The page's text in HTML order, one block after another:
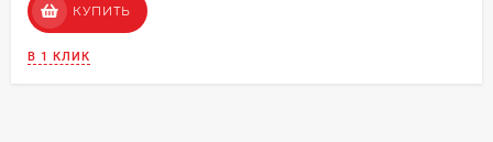
КУПИТЬ
В 1 КЛИК